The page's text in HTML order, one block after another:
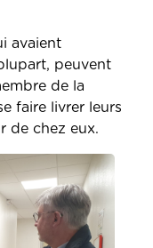
avaient
peuvent
de la
faire livrer leurs
de chez eux.